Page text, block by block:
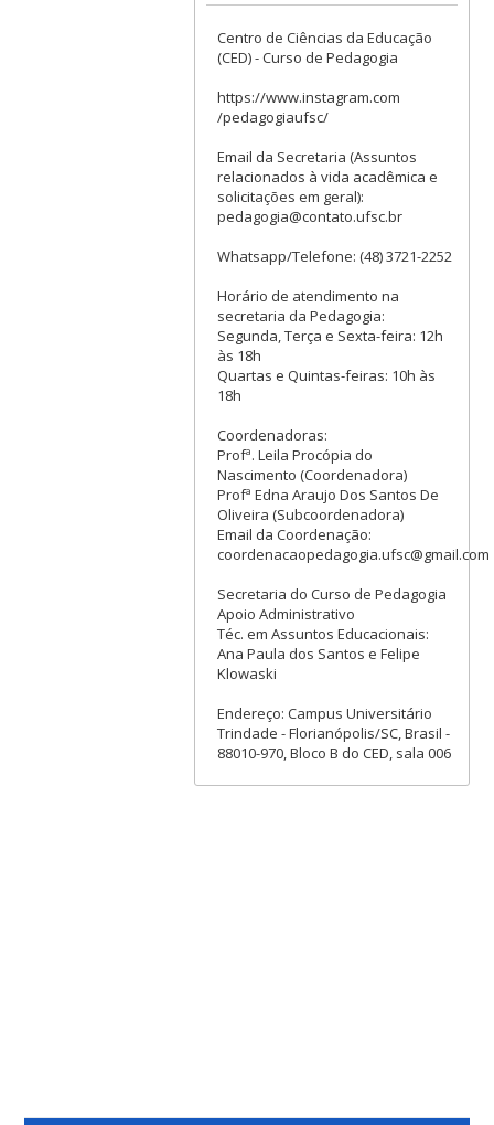
Centro de Ciências da Educação
(CED) - Curso de Pedagogia
https://www.instagram.com
/pedagogiaufsc/
Email da Secretaria (Assuntos
relacionados à vida acadêmica e
solicitações em geral):
pedagogia@contato.ufsc.br
Whatsapp/Telefone: (48) 3721-2252
Horário de atendimento na
secretaria da Pedagogia:
Segunda, Terça e Sexta-feira: 12h
às 18h
Quartas e Quintas-feiras: 10h às
18h
Coordenadoras:
Profª. Leila Procópia do
Nascimento (Coordenadora)
Profª Edna Araujo Dos Santos De
Oliveira (Subcoordenadora)
Email da Coordenação:
coordenacaopedagogia.ufsc@gmail.com
Secretaria do Curso de Pedagogia
Apoio Administrativo
Téc. em Assuntos Educacionais:
Ana Paula dos Santos e Felipe
Klowaski
Endereço: Campus Universitário
Trindade - Florianópolis/SC, Brasil -
88010-970, Bloco B do CED, sala 006